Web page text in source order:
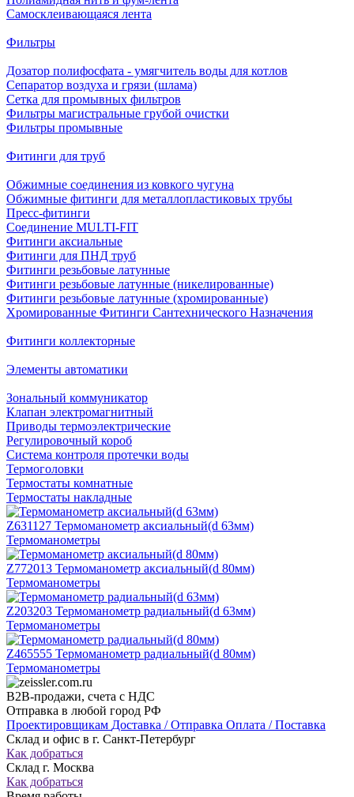
Самосклеивающаяся лента
Фильтры
Дозатор полифосфата - умягчитель воды для котлов
Сепаратор воздуха и грязи (шлама)
Сетка для промывных фильтров
Фильтры магистральные грубой очистки
Фильтры промывные
Фитинги для труб
Обжимные соединения из ковкого чугуна
Обжимные фитинги для металлопластиковых трубы
Пресс-фитинги
Соединение MULTI-FIT
Фитинги аксиальные
Фитинги для ПНД труб
Фитинги резьбовые латунные
Фитинги резьбовые латунные (никелированные)
Фитинги резьбовые латунные (хромированные)
Хромированные Фитинги Сантехнического Назначения
Фитинги коллекторные
Элементы автоматики
Зональный коммуникатор
Клапан электромагнитный
Приводы термоэлектрические
Регулировочный короб
Система контроля протечки воды
Термоголовки
Термостаты комнатные
Термостаты накладные
Z631127 Термоманометр аксиальный(d 63мм)
Термоманометры
Z772013 Термоманометр аксиальный(d 80мм)
Термоманометры
Z203203 Термоманометр радиальный(d 63мм)
Термоманометры
Z465555 Термоманометр радиальный(d 80мм)
Термоманометры
B2B-продажи, счета с НДС
Отправка в любой город РФ
Проектировщикам Доставка / Отправка Оплата / Поставка
Склад и офис в г. Санкт-Петербург
Как добраться
Склад г. Москва
Как добраться